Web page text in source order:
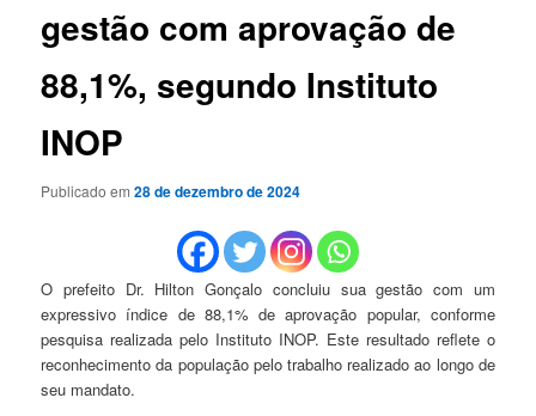
gestão com aprovação de
88,1%, segundo Instituto
INOP
Publicado em28 de dezembro de 2024
O prefeito Dr. Hilton Gonçalo concluiu sua gestão com um
expressivo índice de 88,1% de aprovação popular, conforme
pesquisa realizada pelo Instituto INOP. Este resultado reflete o
reconhecimento da população pelo trabalho realizado ao longo de
seu mandato.